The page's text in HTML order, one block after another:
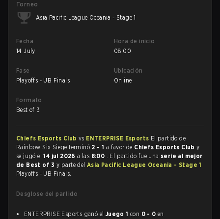
Torneo
Asia Pacific League Oceania - Stage 1
Fecha
14 July
Hora de inicio
08:00
Fase
Playoffs - UB Finals
Ubicación
Online
Formato
Best of 3
Chiefs Esports Club vs ENTERPRISE Esports El partido de
Rainbow Six Siege terminó 2 - 1 a favor de Chiefs Esports Cluby
se jugó el14 jul 2026a las 8:00 . El partido fue una serie al mejor
de Best of 3y parte delAsia Pacific League Oceania - Stage 1
Playoffs - UB Finals.
Desglose del partido
ENTERPRISE Esports ganó el Juego 1 con 0 - 0 en